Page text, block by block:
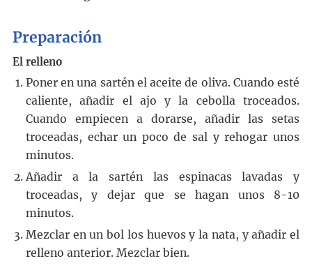
Preparación
El relleno
Poner en una sartén el aceite de oliva. Cuando esté
caliente, añadir el ajo y la cebolla troceados.
Cuando empiecen a dorarse, añadir las setas
troceadas, echar un poco de sal y rehogar unos
minutos.
Añadir a la sartén las espinacas lavadas y
troceadas, y dejar que se hagan unos 8-10
minutos.
Mezclar en un bol los huevos y la nata, y añadir el
relleno anterior. Mezclar bien.